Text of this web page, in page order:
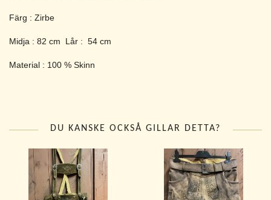
Färg : Zirbe
Midja : 82 cm Lår : 54 cm
Material : 100 % Skinn
DU KANSKE OCKSÅ GILLAR DETTA?